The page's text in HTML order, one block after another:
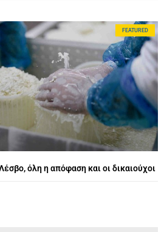
FEATURED
όλη η απόφαση και οι δικαιούχοι